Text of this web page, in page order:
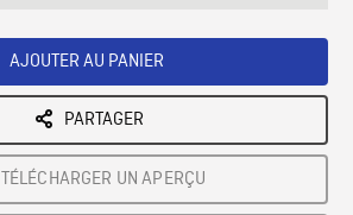
AJOUTER AU PANIER
PARTAGER
TÉLÉCHARGER UN APERÇU